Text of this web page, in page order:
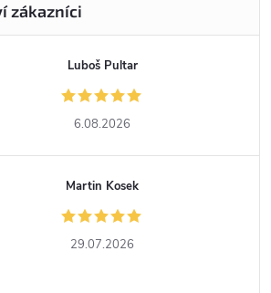
Luboš Pultar
6.08.2026
Martin Kosek
29.07.2026